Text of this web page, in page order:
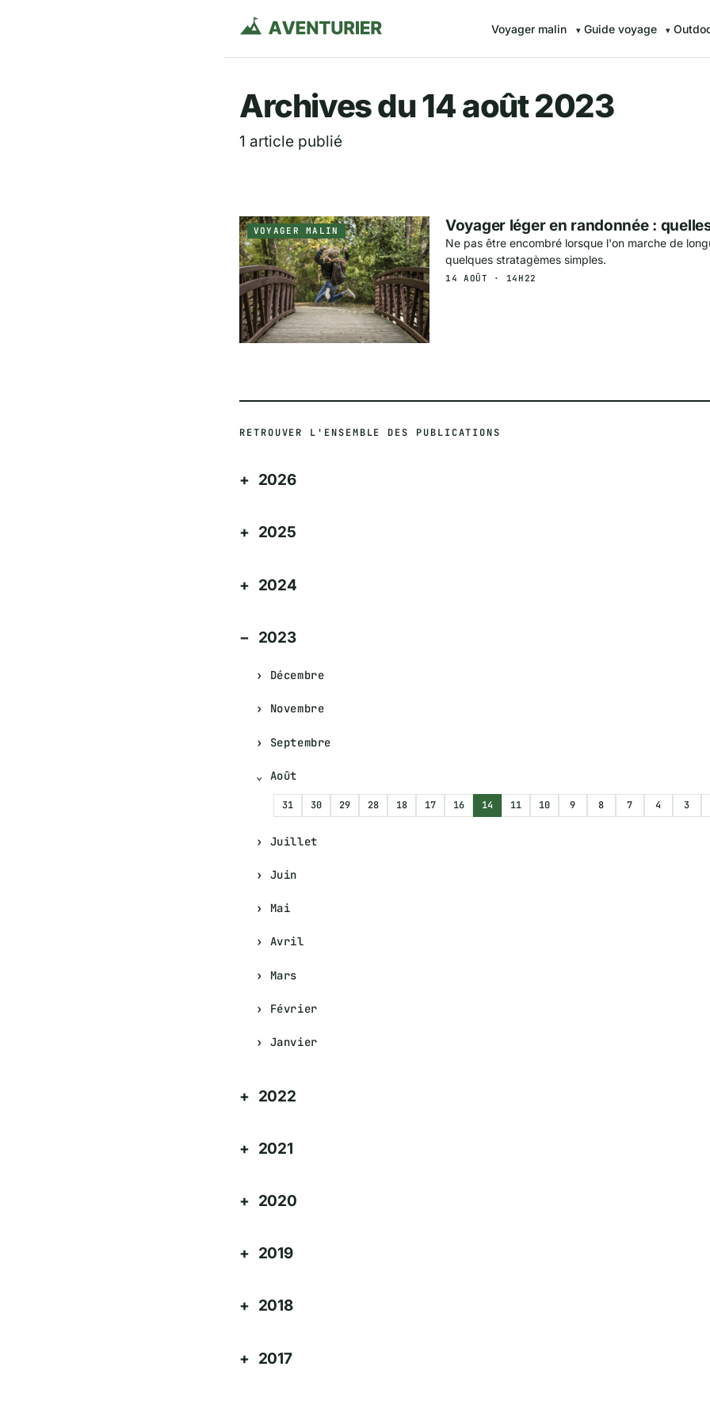
Aventurier.fr — Voyager malin avec
Voyager malin Guide voyage
Archives du 14 août 2023
1 article publié
VOYAGER MALIN Voyager léger en randonnée :
Ne pas être encombré lorsque l'on marche de
quelques stratagèmes simples.
14 AOÛT · 14H22
RETROUVER L'ENSEMBLE DES PUBLICATIONS
2026
2025
2024
2023
Décembre
Novembre
Septembre
Août
31 30 29 28 18 17 16 14 11 10 9 8 7 4 3
Juillet
Juin
Mai
Avril
Mars
Février
Janvier
2022
2021
2020
2019
2018
2017